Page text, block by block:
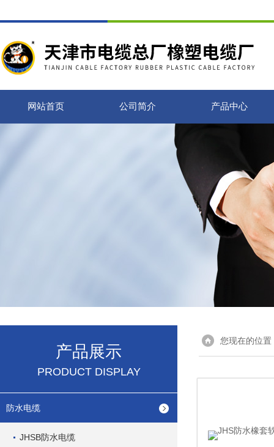
网站首页 公司简介 产品中心
产品展示
PRODUCT DISPLAY
防水电缆
JHSB防水电缆
您现在的位置